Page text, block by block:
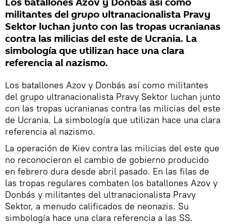
militantes del grupo ultranacionalista Pravy
Sektor luchan junto con las tropas ucranianas
contra las milicias del este de Ucrania. La
simbología que utilizan hace una clara
referencia al nazismo.
Los batallones Azov y Donbás así como militantes
del grupo ultranacionalista Pravy Sektor luchan junto
con las tropas ucranianas contra las milicias del este
de Ucrania. La simbología que utilizan hace una clara
referencia al nazismo.
La operación de Kiev contra las milicias del este que
no reconocieron el cambio de gobierno producido
en febrero dura desde abril pasado. En las filas de
las tropas regulares combaten los batallones Azov y
Donbás y militantes del ultranacionalista Pravy
Sektor, a menudo calificados de neonazis. Su
simbología hace una clara referencia a las SS.